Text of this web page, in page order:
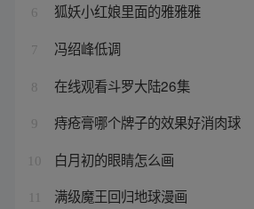
6 狐妖小红娘里面的雅雅雅
7 冯绍峰低调
8 在线观看斗罗大陆26集
9 痔疮膏哪个牌子的效果好消肉球
10 白月初的眼睛怎么画
满级魔王回归地球漫画